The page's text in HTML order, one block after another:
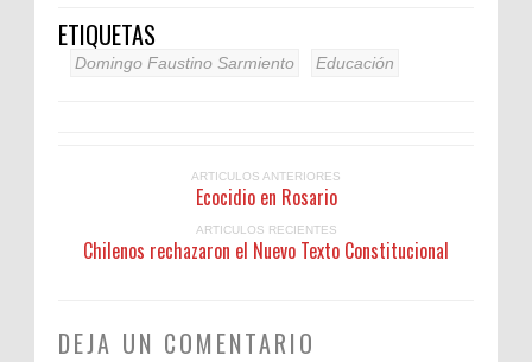
ETIQUETAS
Domingo Faustino Sarmiento Educación
ARTICULOS ANTERIORES
Ecocidio en Rosario
ARTICULOS RECIENTES
Chilenos rechazaron el Nuevo Texto Constitucional
DEJA UN COMENTARIO